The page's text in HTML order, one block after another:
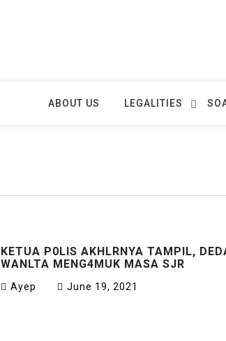
ABOUT US LEGALITIES
KETUA P0LIS AKHLRNYA TAMPIL,
WANLTA MENG4MUK MASA SJR
Ayep June 19, 2021